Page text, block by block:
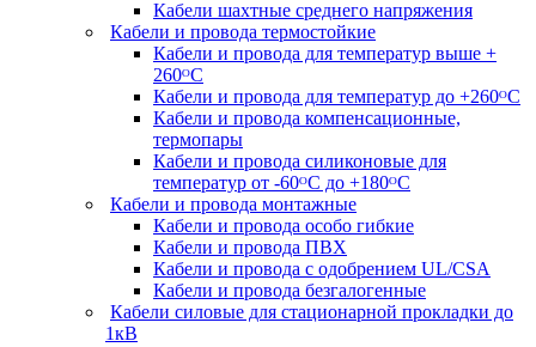
Кабели шахтные среднего напряжения
Кабели и провода термостойкие
Кабели и провода для температур выше +
260ᴼС
Кабели и провода для температур до +260ᴼС
Кабели и провода компенсационные,
термопары
Кабели и провода силиконовые для
температур от -60ᴼC до +180ᴼС
Кабели и провода монтажные
Кабели и провода особо гибкие
Кабели и провода ПВХ
Кабели и провода с одобрением UL/CSA
Кабели и провода безгалогенные
Кабели силовые для стационарной прокладки до
1кВ